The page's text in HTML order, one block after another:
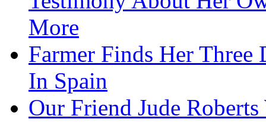
More
Farmer Finds Her
In Spain
Our Friend Jude